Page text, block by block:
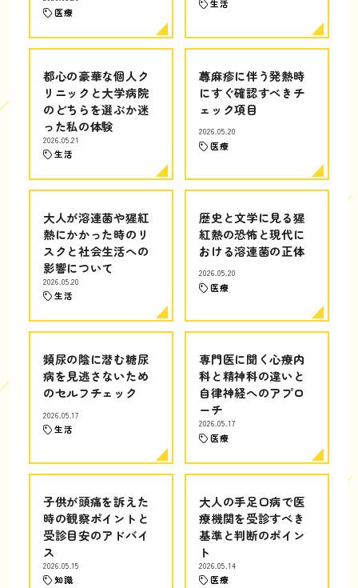
医療
生活
都心の豪華な個人ク
リニックと大学病院
のどちらを選ぶか迷
った私の体験
2026.05.21
生活
蕁麻疹に伴う発熱時
にすぐ確認すべきチ
ェック項目
2026.05.20
医療
大人が溶連菌や猩紅
熱にかかった時のリ
スクと社会生活への
影響について
2026.05.20
生活
歴史と文学に見る猩
紅熱の恐怖と現代に
おける溶連菌の正体
2026.05.20
医療
頻尿の陰に潜む糖尿
病を見逃さないため
のセルフチェック
2026.05.17
生活
専門医に聞く心療内
科と精神科の違いと
自律神経へのアプロ
ーチ
2026.05.17
医療
子供が頭痛を訴えた
時の観察ポイントと
受診目安のアドバイ
ス
2026.05.15
知識
大人の手足口病で医
療機関を受診すべき
基準と判断のポイン
ト
2026.05.14
医療